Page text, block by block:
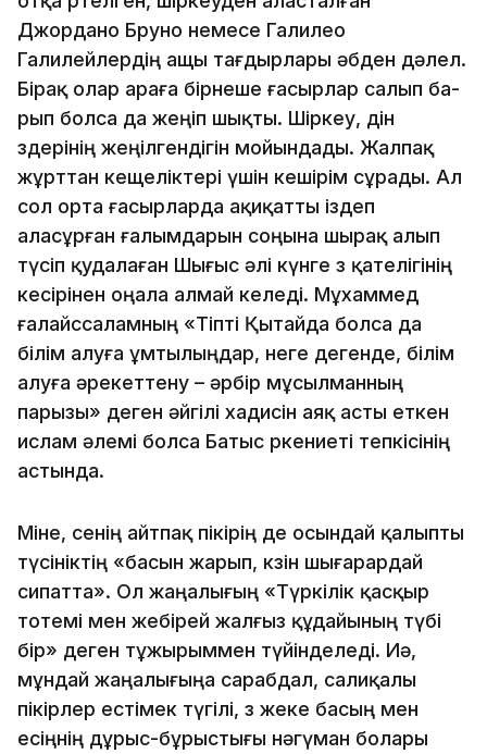
Джордано Бруно немесе Галилео
Галилейлердiң ащы тағдырлары әб­ден дәлел.
Бiрақ олар араға бiрнеше ғасырлар салып ба­
рып болса да жеңiп шықты. Шiркеу, дiн
өздерiнiң жеңiл­ген­дiгiн мойындады. Жалпақ
жұрттан кещелiктерi үшiн кешiрiм сұрады. Ал
сол орта ғасырларда ақиқатты iздеп
аласұрған ғалымдарын соңына шырақ алып
түсiп қудалаған Шығыс әлi күнге өз қателiгiнiң
кесi­рiнен оңала алмай келедi. Мұхаммед
ғалайссаламның «Тiптi Қытайда болса да
бiлiм алуға ұмтылыңдар, неге дегенде, бiлiм
алуға әрекеттену – әрбiр мұсылманның
парызы» деген әйгiлi хадисiн аяқ асты еткен
ислам әлемi болса Батыс өркениетi тепкiсiнiң
астында.
Мiне, сенiң айтпақ пiкiрiң де осындай қалыпты
түсiнiктiң «басын жарып, көзiн шығарардай
сипатта». Ол жаңалығың «Түркiлiк қасқыр
тотемi мен жебiрей жалғыз құдайының түбi
бiр» деген тұжырыммен түйiнделедi. Иә,
мұндай жаңалығыңа сарабдал, салиқалы
пiкiрлер естiмек түгiлi, өз жеке басың мен
есiңнiң дұрыс-бұрыстығы нәгүман болары